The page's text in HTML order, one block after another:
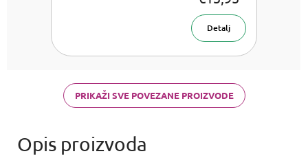
Detalj
PRIKAŽI SVE POVEZANE PROIZVODE